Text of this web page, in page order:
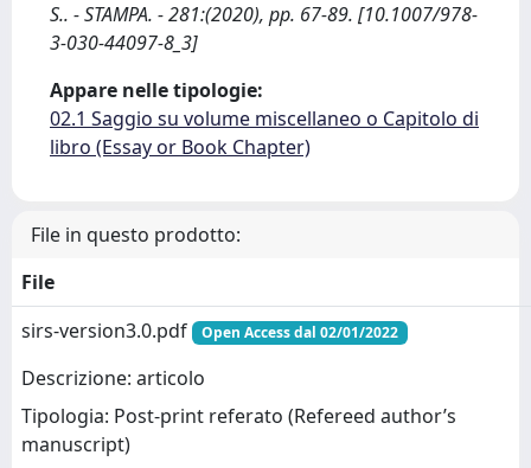
S.. - STAMPA. - 281:(2020), pp. 67-89. [10.1007/978-
3-030-44097-8_3]
Appare nelle tipologie:
02.1 Saggio su volume miscellaneo o Capitolo di
libro (Essay or Book Chapter)
File in questo prodotto:
File
sirs-version3.0.pdf
Open Access dal 02/01/2022
Descrizione: articolo
Tipologia: Post-print referato (Refereed author’s
manuscript)